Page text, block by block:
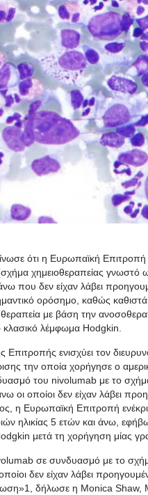
ότι η Ευρωπαϊκή Επιτροπή
χημειοθεραπείας
που δεν είχαν λάβει
ορόσημο, καθώς
με βάση την
λέμφωμα Hodgkin.
Επιτροπής ενισχύει τον
την οποία χορήγησε ο
του nivolumab με το σχήμα
οι οποίοι δεν είχαν λάβει
η Ευρωπαϊκή Επιτροπή
ηλικίας 5 ετών και άνω,
μετά τη χορήγηση μίας
σε συνδυασμό με το
δεν είχαν λάβει
δήλωσε η Monica Shaw,